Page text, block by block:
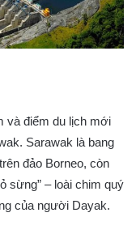
và điểm du lịch mới
Sarawak là bang
đảo Borneo, còn
sừng” – loài chim quý
của người Dayak.